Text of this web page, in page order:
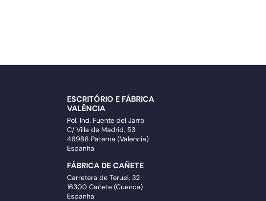
ESCRITÓRIO E FÁBRICA
VALÊNCIA
Pol. Ind. Fuente del Jarro
C/ Villa de Madrid, 53
46988 Paterna (Valencia)
Espanha
FÁBRICA DE CAÑETE
Carretera de Teruel, 32
16300 Cañete (Cuenca)
Espanha